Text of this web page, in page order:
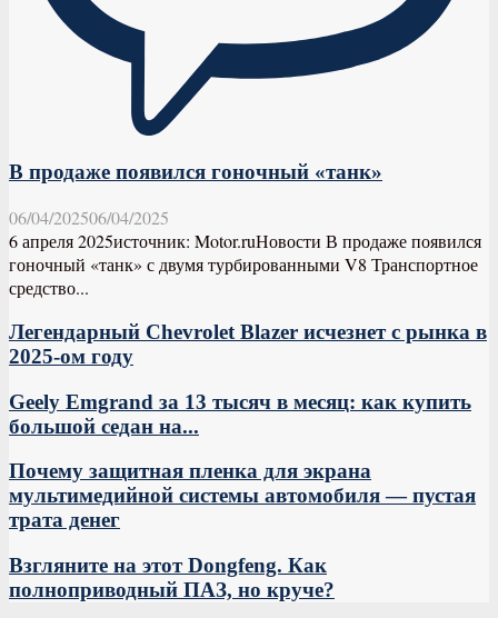
В продаже появился гоночный «танк»
06/04/202506/04/2025
6 апреля 2025источник: Motor.ruНовости В продаже появился
гоночный «танк» с двумя турбированными V8 Транспортное
средство...
Легендарный Chevrolet Blazer исчезнет с рынка в
2025-ом году
Geely Emgrand за 13 тысяч в месяц: как купить
большой седан на...
Почему защитная пленка для экрана
мультимедийной системы автомобиля — пустая
трата денег
Взгляните на этот Dongfeng. Как
полноприводный ПАЗ, но круче?